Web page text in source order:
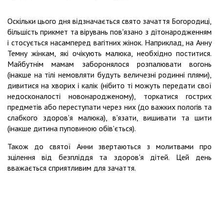
Оскільки цього дня відзначається свято зачаття Богородиці,
більшість прикмет та вірувань пов'язано з дітонародженням
і стосується насамперед вагітних жінок. Наприклад, на Анну
Темну жінкам, які очікують малюка, необхідно поститися.
Майбутнім мамам заборонялося розпалювати вогонь
(інакше на тілі немовляти будуть величезні родинні плями),
дивитися на хворих і калік (нібито ті можуть передати свої
недосконалості новонародженому), торкатися гострих
предметів або переступати через них (до важких пологів та
слабкого здоров'я малюка), в'язати, вишивати та шити
(інакше дитина пуповиною обів'ється).
Також до святої Анни звертаються з молитвами про
зцілення від безпліддя та здоров'я дітей. Цей день
вважається сприятливим для зачаття.